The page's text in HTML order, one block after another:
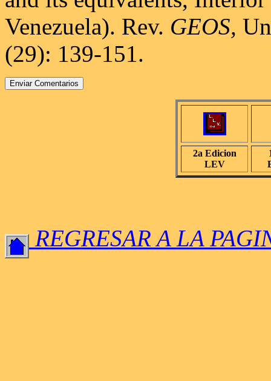
Venezuela). Rev. GEOS,
(29): 139-151.
2a Edicion
LEV
REGRESAR A LA